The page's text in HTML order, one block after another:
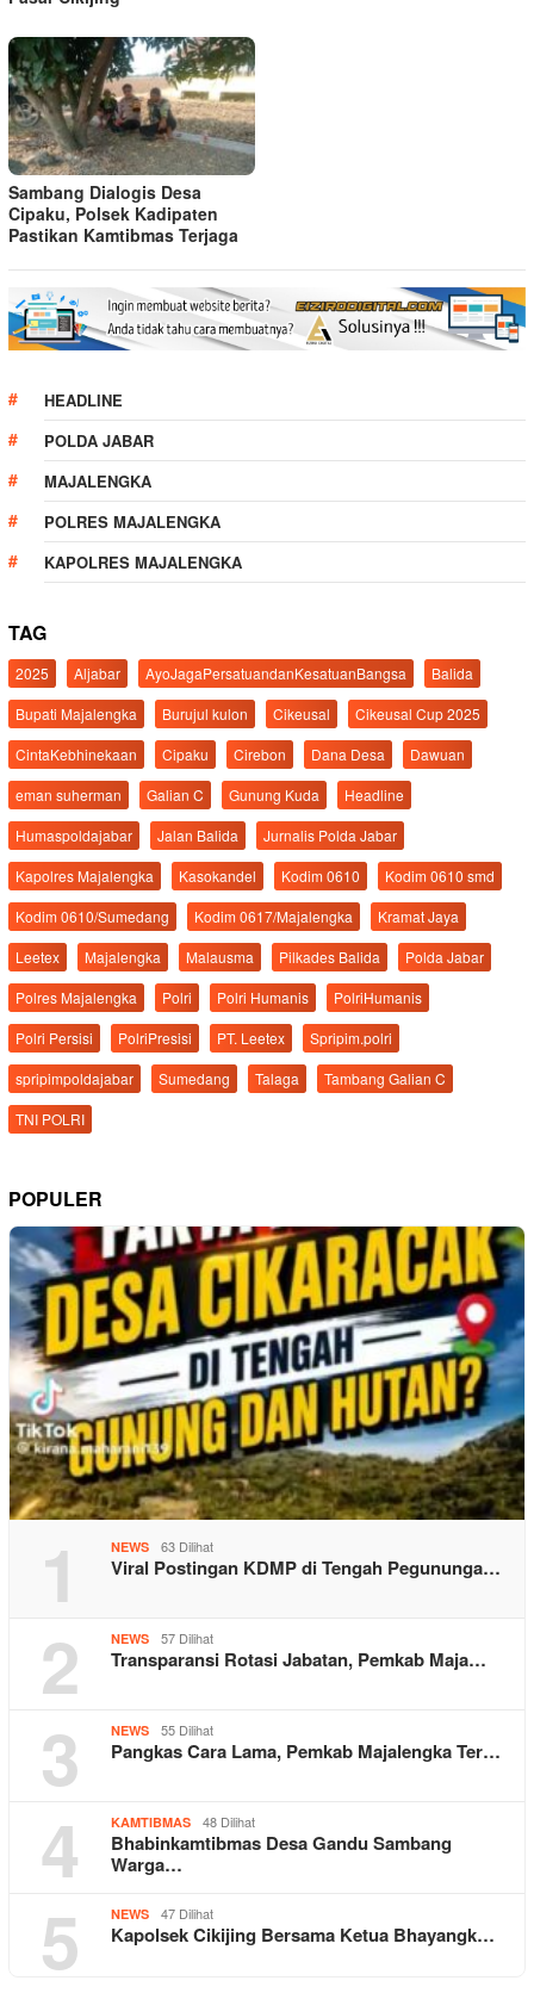
Sambang Dialogis Desa
Cipaku, Polsek Kadipaten
Pastikan Kamtibmas Terjaga
HEADLINE
POLDA JABAR
MAJALENGKA
POLRES MAJALENGKA
KAPOLRES MAJALENGKA
TAG
2025 Aljabar AyoJagaPersatuandanKesatuanBangsa
Balida
Bupati Majalengka
Burujul kulon Cikeusal
Cikeusal Cup 2025
CintaKebhinekaan
Cipaku Cirebon Dana Desa
Dawuan
eman suherman
Galian C Gunung Kuda
Headline
Humaspoldajabar
Jalan Balida
Jurnalis Polda Jabar
Kapolres Majalengka
Kasokandel Kodim 0610
Kodim 0610 smd
Kodim 0610/Sumedang
Kodim 0617/Majalengka
Kramat Jaya
Leetex
Majalengka Malausma Pilkades Balida
Polda Jabar
Polres Majalengka
Polri Polri Humanis
PolriHumanis
Polri Persisi
PolriPresisi PT. Leetex
Spripim.polri
spripimpoldajabar
Sumedang Talaga
Tambang Galian C
TNI POLRI
POPULER
1 NEWS 63 Dilihat
Viral Postingan KDMP di Tengah Pegununga…
2 NEWS 57 Dilihat
Transparansi Rotasi Jabatan, Pemkab Maja…
3 NEWS 55 Dilihat
Pangkas Cara Lama, Pemkab Majalengka Ter…
4 KAMTIBMAS 48 Dilihat
Bhabinkamtibmas Desa Gandu Sambang
Warga…
5 NEWS 47 Dilihat
Kapolsek Cikijing Bersama Ketua Bhayangk…